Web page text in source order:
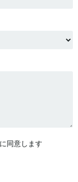
に同意します